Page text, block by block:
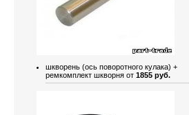
шкворень (ось поворотного кулака) +
ремкомплект шкворня от 1855 руб.